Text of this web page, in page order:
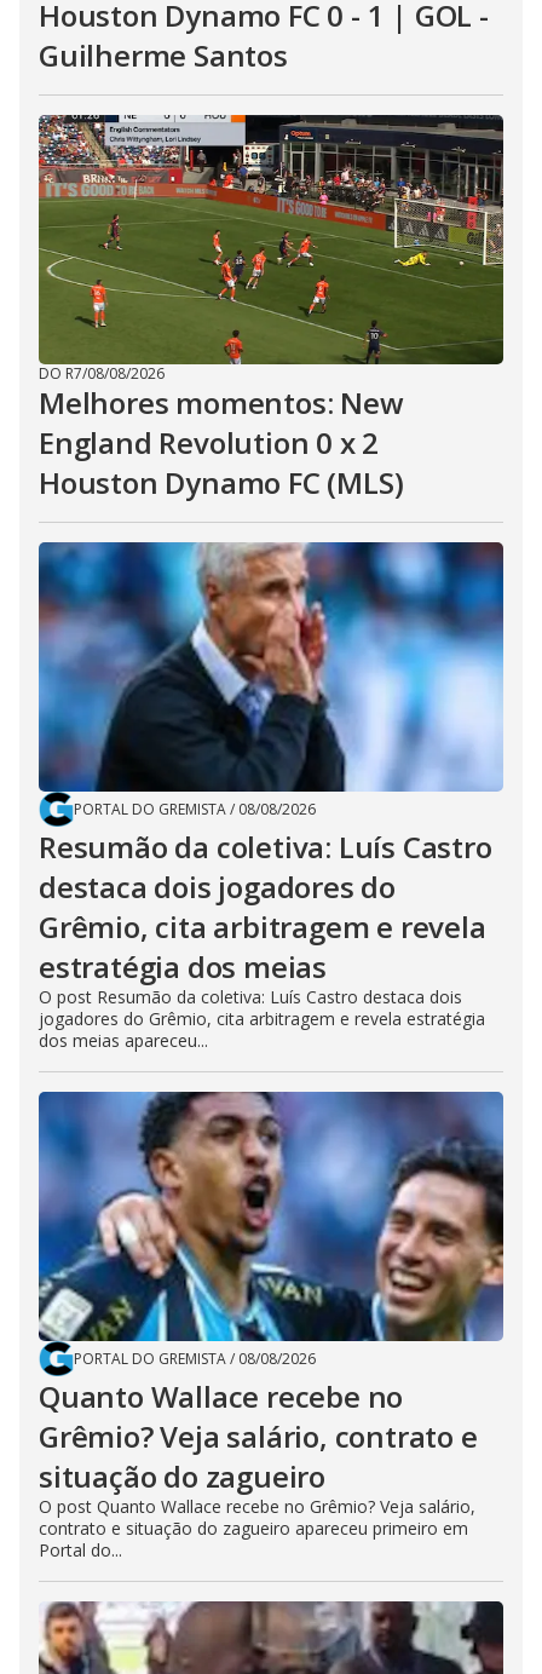
Houston Dynamo FC 0 - 1 | GOL -
Guilherme Santos
DO R7/08/08/2026
Melhores momentos: New
England Revolution 0 x 2
Houston Dynamo FC (MLS)
PORTAL DO GREMISTA/ 08/08/2026
Resumão da coletiva: Luís Castro
destaca dois jogadores do
Grêmio, cita arbitragem e revela
estratégia dos meias
O post Resumão da coletiva: Luís Castro destaca dois
jogadores do Grêmio, cita arbitragem e revela estratégia
dos meias apareceu...
PORTAL DO GREMISTA/ 08/08/2026
Quanto Wallace recebe no
Grêmio? Veja salário, contrato e
situação do zagueiro
O post Quanto Wallace recebe no Grêmio? Veja salário,
contrato e situação do zagueiro apareceu primeiro em
Portal do...